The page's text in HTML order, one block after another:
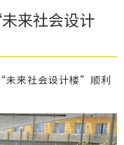
来社会设计
未来社会设计楼”顺利